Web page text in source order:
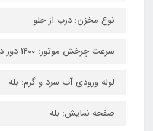
نوع مخزن: درب از جلو
سرعت چرخش موتور: 1400 دور در دقیقه
لوله ورودی آب سرد و گرم: بله
صفحه نمایش: بله